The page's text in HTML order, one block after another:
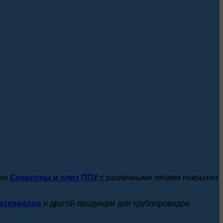
Скорлупы и плит ППУ с различными типами покрытия
и другой продукции для трубопроводов.